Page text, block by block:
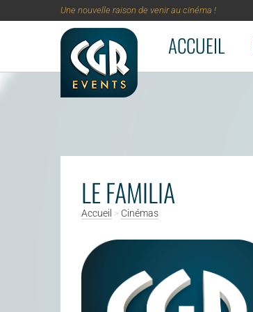
Aller au contenu principal
Une nouvelle raison de venir au cinéma !
ACCUEIL
LE FAMILIA
Accueil > Cinémas